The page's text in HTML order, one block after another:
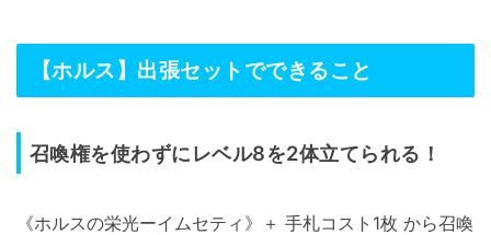
【ホルス】出張セットでできること
召喚権を使わずにレベル8を2体立てられる！
《ホルスの栄光ーイムセティ》＋ 手札コスト1枚 から召喚